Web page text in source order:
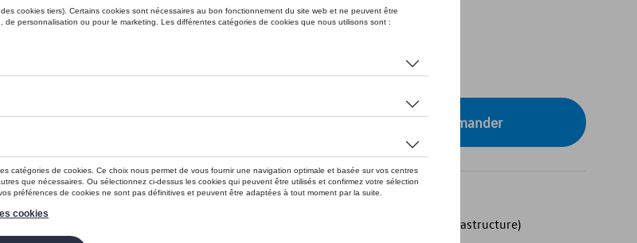
En stock
Contactez votre concessionnaire pour commander
Introduction
- Câble de recharge d'urgence mode 2 (câble de recharge d'infrastructure)